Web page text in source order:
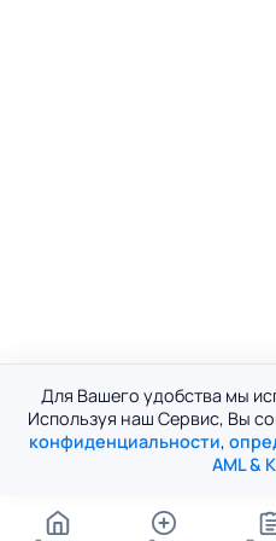
Для Вашего удобства мы
Используя наш Сервис, Вы
конфиденциальности,
AML &